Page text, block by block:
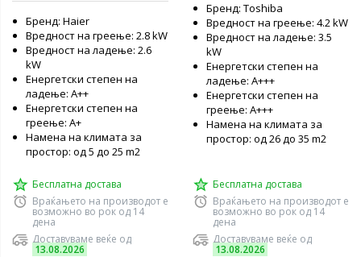
Бренд: Haier
Вредност на греење: 2.8 kW
Вредност на ладење: 2.6
kW
Енергетски степен на
ладење: А++
Енергетски степен на
греење: А+
Намена на климата за
простор: од 5 до 25 m2
Бесплатна достава
Враќањето на производот е
возможно во рок од 14
дена
Доставуваме веќе од
13.08.2026
Бренд: Toshiba
Вредност на греење: 4.2 kW
Вредност на ладење: 3.5
kW
Енергетски степен на
ладење: A+++
Енергетски степен на
греење: A+++
Намена на климата за
простор: од 26 до 35 m2
Бесплатна достава
Враќањето на производот е
возможно во рок од 14
дена
Доставуваме веќе од
13.08.2026